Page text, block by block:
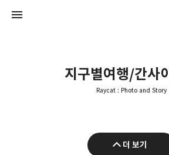
지구별여행/간사
Raycat : Photo and Story
더 보기
Raycat :